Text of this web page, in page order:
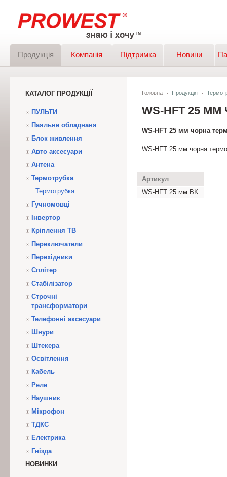
Продукція Компанія Підтримка Новини
КАТАЛОГ ПРОДУКЦІЇ
ПУЛЬТИ
Паяльне обладнаня
Блок живлення
Авто аксесуари
Антена
Термотрубка
Термотрубка
Гучномовці
Інвертор
Кріплення ТВ
Переключатели
Перехідники
Сплітер
Стабілізатор
Строчні
трансформатори
Телефонні аксесуари
Шнури
Штекера
Освітлення
Кабель
Реле
Наушник
Мікрофон
ТДКС
Електрика
Гнізда
НОВИНКИ
Головна Продукція
WS-HFT 25
WS-HFT 25 мм чорна
WS-HFT 25 мм чорна
Артикул
WS-HFT 25 мм BK